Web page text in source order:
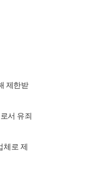
제한받
로서 유죄
로 제